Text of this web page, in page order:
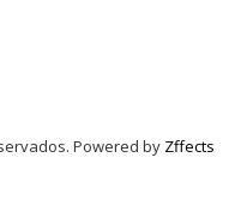
Powered by Zffects